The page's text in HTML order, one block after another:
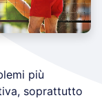
più
soprattutto